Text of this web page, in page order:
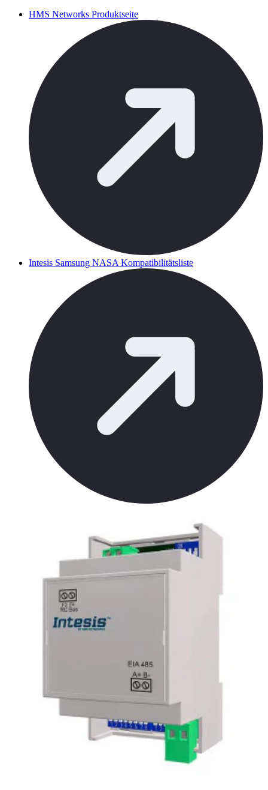
HMS Networks Produktseite
Intesis Samsung NASA Kompatibilitätsliste